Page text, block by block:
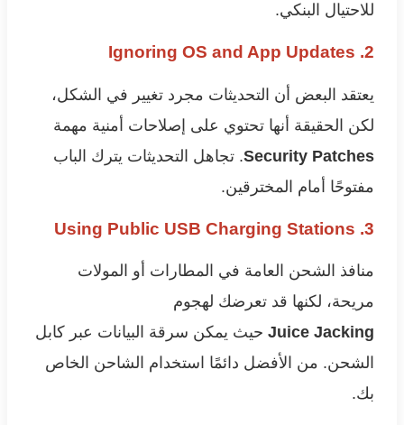
للاحتيال البنكي.
2. Ignoring OS and App Updates
يعتقد البعض أن التحديثات مجرد تغيير في الشكل،
لكن الحقيقة أنها تحتوي على إصلاحات أمنية مهمة
Security Patches. تجاهل التحديثات يترك الباب
مفتوحًا أمام المخترقين.
3. Using Public USB Charging Stations
منافذ الشحن العامة في المطارات أو المولات
مريحة، لكنها قد تعرضك لهجوم
Juice Jacking حيث يمكن سرقة البيانات عبر كابل
الشحن. من الأفضل دائمًا استخدام الشاحن الخاص
بك.